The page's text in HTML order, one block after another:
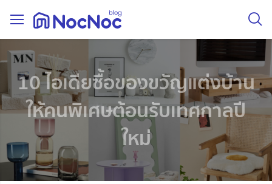
10 ไอเดียซื้อของขวัญแต่งบ้าน
ให้คนพิเศษต้อนรับเทศกาลปี
ใหม่